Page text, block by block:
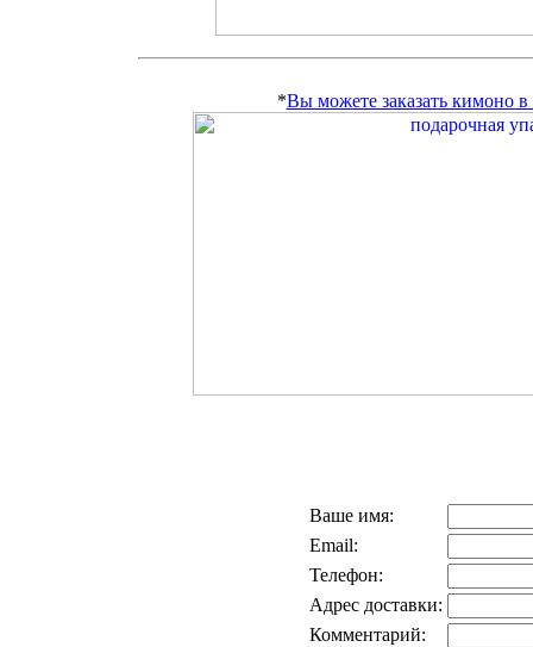
*Вы можете заказать кимоно
Ваше имя:
Email:
Телефон:
Адрес доставки:
Комментарий: